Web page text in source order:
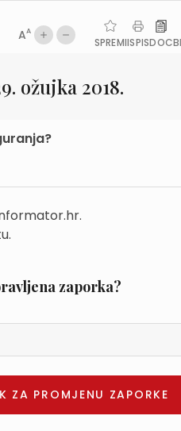
AA
SPREMIISPISDOC
ožujka 2018.
zaporka?